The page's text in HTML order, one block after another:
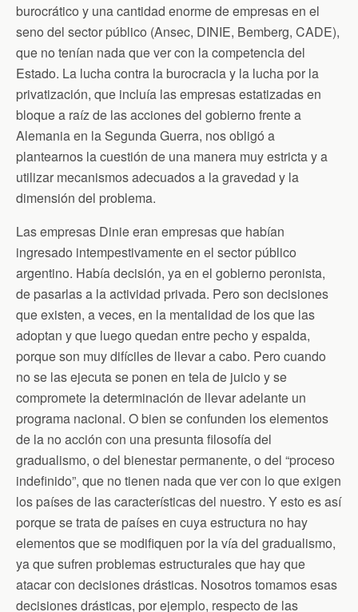
burocrático y una cantidad enorme de empresas en el
seno del sector público (Ansec, DINIE, Bemberg, CADE),
que no tenían nada que ver con la competencia del
Estado. La lucha contra la burocracia y la lucha por la
privatización, que incluía las empresas estatizadas en
bloque a raíz de las acciones del gobierno frente a
Alemania en la Segunda Guerra, nos obligó a
plantearnos la cuestión de una manera muy estricta y a
utilizar mecanismos adecuados a la gravedad y la
dimensión del problema.
Las empresas Dinie eran empresas que habían
ingresado intempestivamente en el sector público
argentino. Había decisión, ya en el gobierno peronista,
de pasarlas a la actividad privada. Pero son decisiones
que existen, a veces, en la mentalidad de los que las
adoptan y que luego quedan entre pecho y espalda,
porque son muy difíciles de llevar a cabo. Pero cuando
no se las ejecuta se ponen en tela de juicio y se
compromete la determinación de llevar adelante un
programa nacional. O bien se confunden los elementos
de la no acción con una presunta filosofía del
gradualismo, o del bienestar permanente, o del “proceso
indefinido”, que no tienen nada que ver con lo que exigen
los países de las características del nuestro. Y esto es así
porque se trata de países en cuya estructura no hay
elementos que se modifiquen por la vía del gradualismo,
ya que sufren problemas estructurales que hay que
atacar con decisiones drásticas. Nosotros tomamos esas
decisiones drásticas, por ejemplo, respecto de las